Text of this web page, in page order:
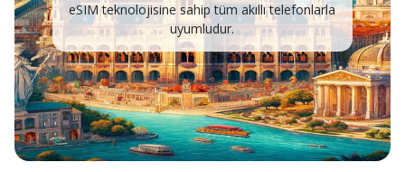
eSIM teknolojisine sahip tüm akıllı telefonlarla
uyumludur.